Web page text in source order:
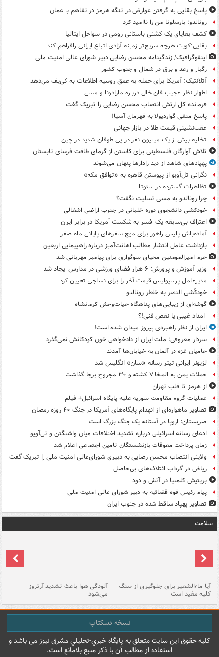
پاسخ بقایی به گرفتن عوارض در تنگه هرمز در تفاهم با عمان
رونالدو: بارسلونا من را ناامید کرد
کشف بقایای یک کشتی باستانی رومی در سواحل ایتالیا
بقایی:کویت هرچه سریع‌تر زمینه آزادی اتباع ایرانی رافراهم کند
اینفوگرافیک/ زندگینامه محسن رضایی دبیر شورای عالی امنیت‌ ملی
رگبار و رعد و برق در شمال و جنوب کشور
آتلانتیک: آمریکا برای حمله به عمق روسیه اطلاعات به کی‌یف می‌دهد
اظهار نظر عجیب فان خال درباره مارادونا و مسی
فرمانده کل ارتش انتصاب محسن رضایی را تبریک گفت
پاسخ منفی گواردیولا به قهرمان آسیا!
عقب‌نشینی قیمت طلا در بازار جهانی
تخلیه بیش از یک میلیون نفر در پی طوفان شدید در چین
تلاش آوارگان فلسطینی برای کاستن از گرمای طاقت فرسای تابستان
پهپادهای شاهد از دید رادارها پنهان می‌شوند
نگرانی تل‌آویو از پیوستن قاهره به «توافق مکه»
تظاهرات گسترده در سئوتا
چرا رونالدو به مسی تسلیت نگفت؟
خودکشی دانشجوی دوره خلبانی در جنوب اراضی اشغالی
اعتراف بی‌سابقه یک افسر به شکست آمریکا در برابر ایران
آماده‌باش پلیس راهور برای موج سفرهای پایانی ماه صفر
بازداشت عامل انتشار مطالب اهانت‌آمیز درباره راهپیمایی اربعین
حرم امیرالمومنین محیای سوگواری برای پیامبر مهربانی شد
وزیر آموزش و پرورش: ۶ هزار فضای ورزشی در مدارس ایجاد شد
مدیرعامل پرسپولیس قیمت آخر را برای نساجی تعیین کرد
خودکُشی النصر به خاطر رونالدو
گوشه‌ای از زیبایی‌های پناهگاه‌ حیات‌وحش کرمانشاه
امداد غیبی یا نقص فنی!؟
ایران از نظر راهبردی پیروز میدان شده است!
سردار معروفی: ملت ایران از دادخواهی خون کودکانش نمی‌گذرد
حامیان غزه در آلمان به خیابان‌ها آمدند
لژیونر ایرانی تیتر رسانه «سان» انگلیس شد
حملات یمن به المخا ۷ کشته و ۳۰ مجروح برجا گذاشت
از هرمز تا قلب تهران
عملیات گروه مقاومت سوریه علیه پایگاه اسرائیل+ فیلم
تصاویر ماهواره‌ای از انهدام پایگاه‌های آمریکا در جنگ ۴۰ روزه رمضان
صربستان: اروپا در آستانه یک جنگ بزرگ است
ادعای رسانه اسرائیلی درباره تشدید اختلافات میان واشنگتن و تل‌آویو
زمان پرداخت معوقات بازنشستگان تامین اجتماعی اعلام شد
ولایتی انتصاب محسن رضایی به دبیری شورای‌عالی امنیت ملی را تبریک گفت
ریاض در گرداب ائتلاف‌های بی‌حاصل
بریتیش کلمبیا در آتش و دود
پیام رئیس قوه قضائیه به دبیر شورای عالی امنیت ملی
تصاویر پهپاد ساقط شده در جنوب ایران
سلامت
آیا ماءالشعیر برای جلوگیری از سنگ
کلیه مفید است
آلودگی هوا باعث تشدید آرتروز
می‌شود
نسخه دسکتاپ
کليه حقوق اين سايت متعلق به پایگاه خبري-تحليلي مشرق نيوز می باشد و
استفاده از مطالب آن با ذکر منبع بلامانع است.